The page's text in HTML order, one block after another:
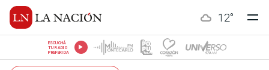
12°
ESCUCHÁ
TU RADIO
PREFERIDA